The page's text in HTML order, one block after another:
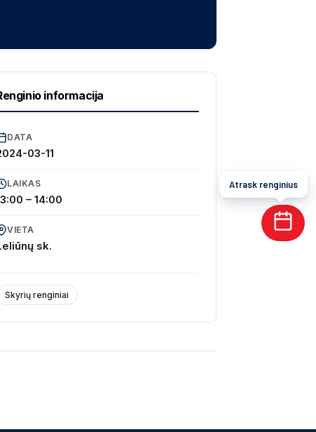
informacija
DATA
03-11
LAIKAS
– 14:00
VIETA
sk.
Skyrių renginiai
Atrask renginius